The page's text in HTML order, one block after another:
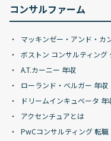
コンサルファーム
マッキンゼー・アンド・カ
ボストン コンサルティング
A.T.カーニー 年収
ローランド・ベルガー 年収
ドリームインキュベータ 年
アクセンチュアとは
PwCコンサルティング 転職